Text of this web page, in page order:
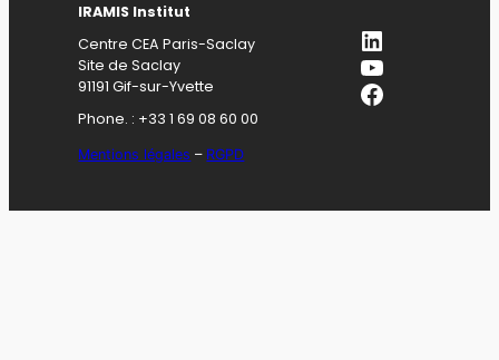
IRAMIS Institut
Centre CEA Paris-Saclay
Site de Saclay
91191 Gif-sur-Yvette
Phone. : +33 1 69 08 60 00
Mentions légales – RGPD
LinkedIn
YouTube
Facebook